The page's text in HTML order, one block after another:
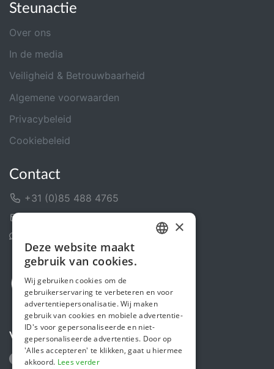
Steunactie
Over ons
In de media
Veiligheid & Betrouwbaarheid
Algemene voorwaarden
Privacybeleid
Cookiebeleid
Contact
+31 (0)85 488 4765
Volg ons
ENGLISH
×
Deze website maakt
gebruik van cookies.
Wij gebruiken cookies om de
gebruikerservaring te verbeteren en voor
advertentiepersonalisatie. Wij maken
gebruik van cookies en mobiele advertentie-
ID's voor gepersonaliseerde en niet-
gepersonaliseerde advertenties. Door op
'Alles accepteren' te klikken, gaat u hiermee
akkoord. Lees verder